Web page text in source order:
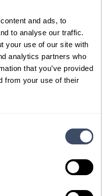
and ads, to
to analyse our traffic.
your use of our site with
analytics partners who
that you’ve provided
from your use of their